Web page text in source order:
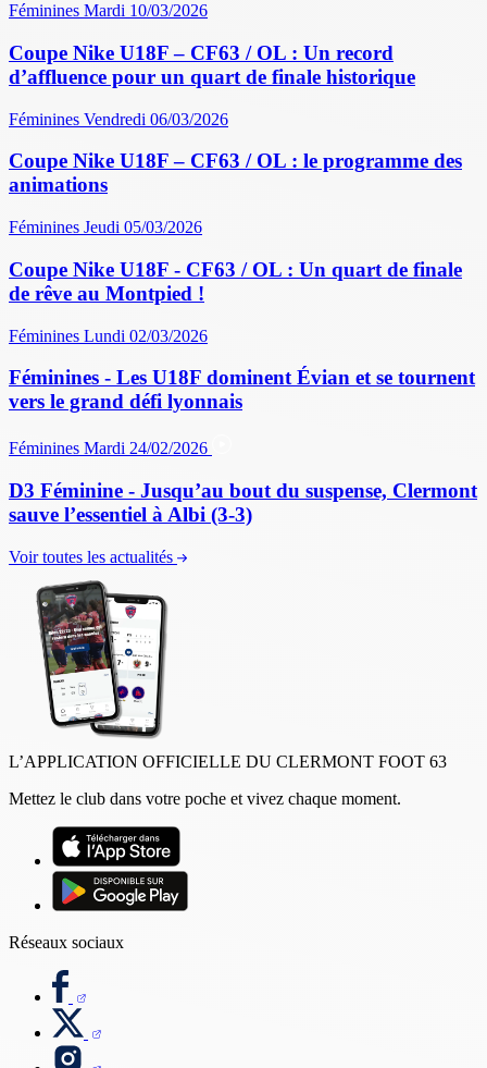
Féminines Mardi 10/03/2026
Coupe Nike U18F – CF63 / OL : Un record
d’affluence pour un quart de finale historique
Féminines Vendredi 06/03/2026
Coupe Nike U18F – CF63 / OL : le programme des
animations
Féminines Jeudi 05/03/2026
Coupe Nike U18F - CF63 / OL : Un quart de finale
de rêve au Montpied !
Féminines Lundi 02/03/2026
Féminines - Les U18F dominent Évian et se tournent
vers le grand défi lyonnais
Féminines Mardi 24/02/2026
D3 Féminine - Jusqu’au bout du suspense, Clermont
sauve l’essentiel à Albi (3-3)
Voir toutes les actualités
L’APPLICATION OFFICIELLE DU CLERMONT FOOT 63
Mettez le club dans votre poche et vivez chaque moment.
Réseaux sociaux